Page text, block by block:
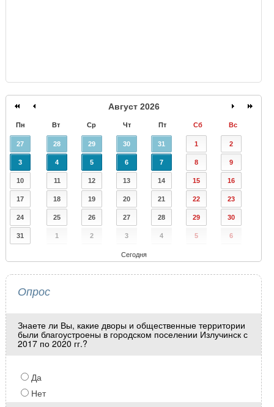
Август 2026
Пн Вт Ср Чт Пт Сб Вс
27 28 29 30 31 1 2
3 4 5 6 7 8 9
10 11 12 13 14 15 16
17 18 19 20 21 22 23
24 25 26 27 28 29 30
31 1 2 3 4 5 6
Сегодня
Опрос
Знаете ли Вы, какие дворы и общественные территории
были благоустроены в городском поселении Излучинск с
2017 по 2020 гг.?
Да
Нет